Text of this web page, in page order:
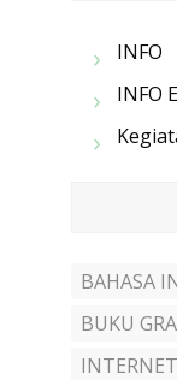
INFO
INFO
BAHASA
BUKU
INTERNET